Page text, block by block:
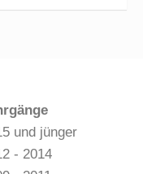
und jünger
- 2014